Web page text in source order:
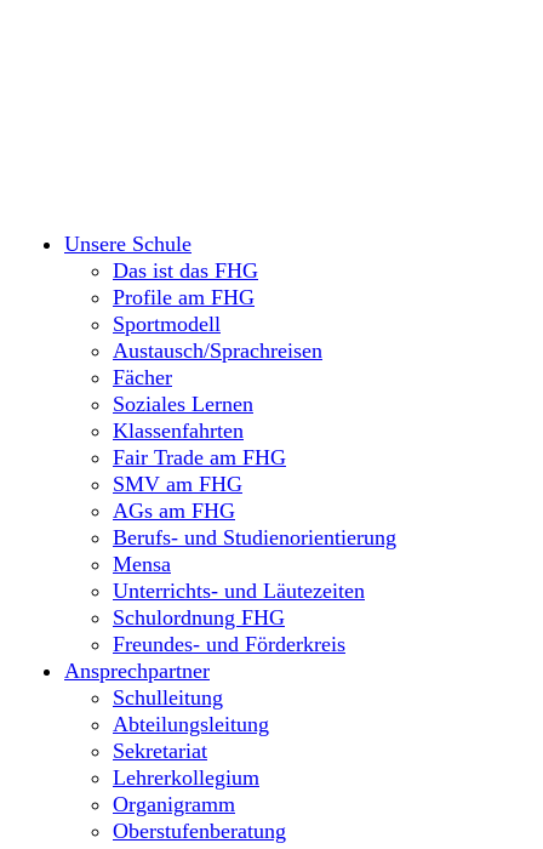
Unsere Schule
Das ist das FHG
Profile am FHG
Sportmodell
Austausch/Sprachreisen
Fächer
Soziales Lernen
Klassenfahrten
Fair Trade am FHG
SMV am FHG
AGs am FHG
Berufs- und Studienorientierung
Mensa
Unterrichts- und Läutezeiten
Schulordnung FHG
Freundes- und Förderkreis
Ansprechpartner
Schulleitung
Abteilungsleitung
Sekretariat
Lehrerkollegium
Organigramm
Oberstufenberatung